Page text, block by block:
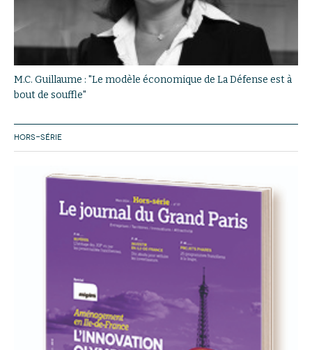
M.C. Guillaume : "Le modèle économique de La Défense est à
bout de souffle"
HORS-SÉRIE